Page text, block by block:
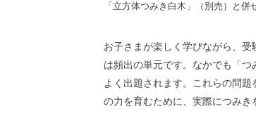
「立方体つみき白木」（別売）と併
お子さまが楽しく学びながら、
は頻出の単元です。なかでも「
よく出題されます。これらの問
の力を育むために、実際につみき